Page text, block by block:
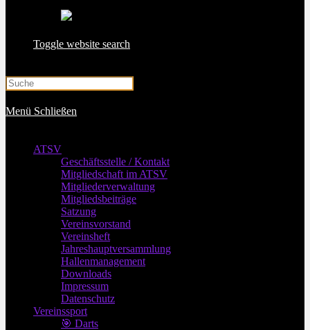
Toggle website search
Menü Schließen
ATSV
Geschäftsstelle / Kontakt
Mitgliedschaft im ATSV
Mitgliederverwaltung
Mitgliedsbeiträge
Satzung
Vereinsvorstand
Vereinsheft
Jahreshauptversammlung
Hallenmanagement
Downloads
Impressum
Datenschutz
Vereinssport
🎯 Darts